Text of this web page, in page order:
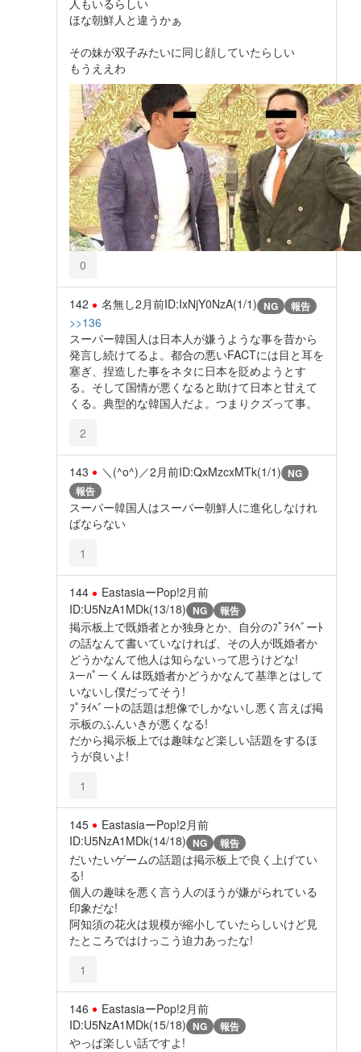
人もいるらしい
ほな朝鮮人と違うかぁ
その妹が双子みたいに同じ顔していたらしい
もうええわ
0
142 名無し2月前ID:IxNjY0NzA(1/1) NG 報告
>>136
スーパー韓国人は日本人が嫌うような事を昔から
発言し続けてるよ。都合の悪いFACTには目と耳を
塞ぎ、捏造した事をネタに日本を貶めようとす
る。そして国情が悪くなると助けて日本と甘えて
くる。典型的な韓国人だよ。つまりクズって事。
2
143 ＼(^o^)／2月前ID:QxMzcxMTk(1/1) NG
報告
スーパー韓国人はスーパー朝鮮人に進化しなけれ
ばならない
1
144 EastasiaーPop!2月前
ID:U5NzA1MDk(13/18) NG 報告
掲示板上で既婚者とか独身とか、自分のﾌﾟﾗｲﾍﾞーﾄ
の話なんて書いていなければ、その人が既婚者か
どうかなんて他人は知らないって思うけどな!
ｽーﾊﾟーくんは既婚者かどうかなんて基準とはして
いないし僕だってそう!
ﾌﾟﾗｲﾍﾞーﾄの話題は想像でしかないし悪く言えば掲
示板のふんいきが悪くなる!
だから掲示板上では趣味など楽しい話題をするほ
うが良いよ!
1
145 EastasiaーPop!2月前
ID:U5NzA1MDk(14/18) NG 報告
だいたいゲームの話題は掲示板上で良く上げてい
る!
個人の趣味を悪く言う人のほうが嫌がられている
印象だな!
阿知須の花火は規模が縮小していたらしいけど見
たところではけっこう迫力あったな!
1
146 EastasiaーPop!2月前
ID:U5NzA1MDk(15/18) NG 報告
やっぱ楽しい話ですよ!